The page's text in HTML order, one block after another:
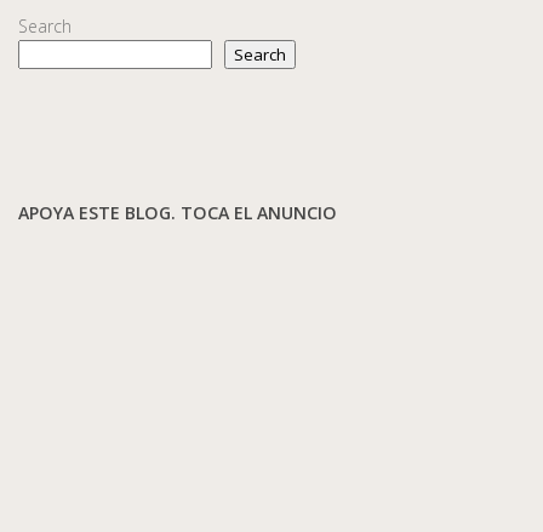
Search
Search
APOYA ESTE BLOG. TOCA EL ANUNCIO